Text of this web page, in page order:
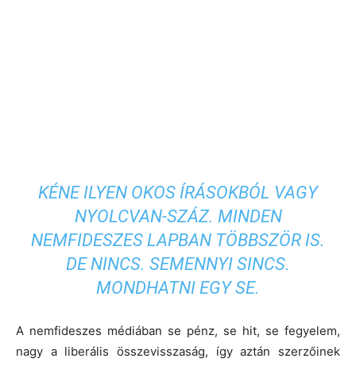
KÉNE ILYEN OKOS ÍRÁSOKBÓL VAGY
NYOLCVAN-SZÁZ. MINDEN
NEMFIDESZES LAPBAN TÖBBSZÖR IS.
DE NINCS. SEMENNYI SINCS.
MONDHATNI EGY SE.
A nemfideszes médiában se pénz, se hit, se fegyelem,
nagy a liberális összevisszaság, így aztán szerzőinek